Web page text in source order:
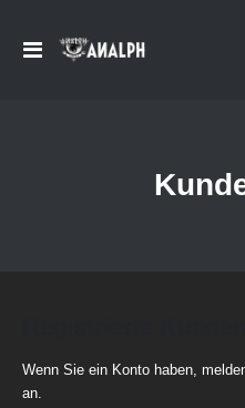
Navigation
Wenn Sie ein Konto haben,
an.